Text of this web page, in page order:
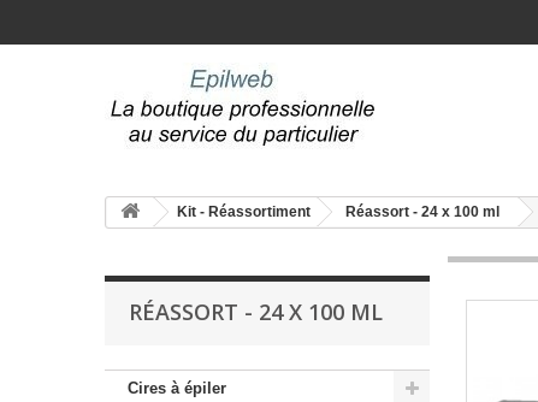
Kit - Réassortiment Réassort - 24 x 100 ml
RÉASSORT - 24 X 100 ML
Cires à épiler